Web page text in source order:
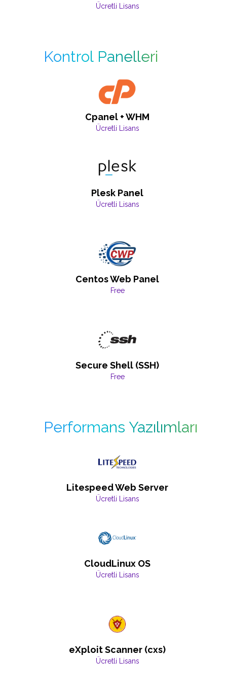
Ücretli Lisans
Kontrol Panelleri
Cpanel + WHM
Ücretli Lisans
Plesk Panel
Ücretli Lisans
Centos Web Panel
Free
Secure Shell (SSH)
Free
Performans Yazılımları
Litespeed Web Server
Ücretli Lisans
CloudLinux OS
Ücretli Lisans
eXploit Scanner (cxs)
Ücretli Lisans